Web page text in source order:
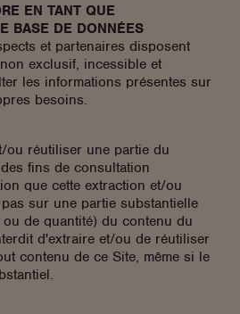
EN TANT QUE
BASE DE DONNÉES
et partenaires disposent
exclusif, incessible et
les informations présentes sur
besoins.
ou réutiliser une partie du
fins de consultation
que cette extraction et/ou
sur une partie substantielle
de quantité) du contenu du
d'extraire et/ou de réutiliser
contenu de ce Site, même si le